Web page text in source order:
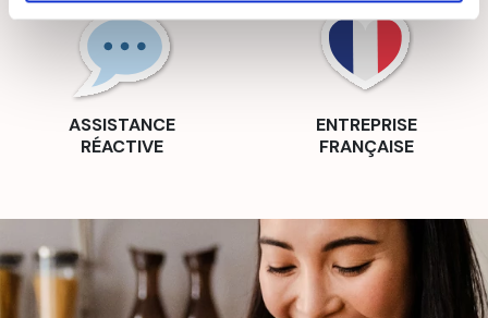
ASSISTANCE
RÉACTIVE
ENTREPRISE
FRANÇAISE